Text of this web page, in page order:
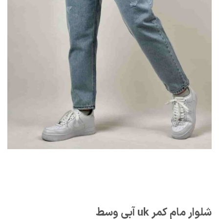
شلوار مام کمر uk آبی وسط